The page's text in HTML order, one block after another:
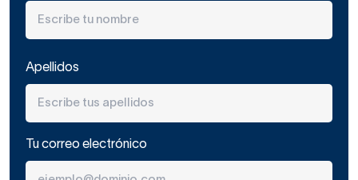
Apellidos
Tu correo electrónico